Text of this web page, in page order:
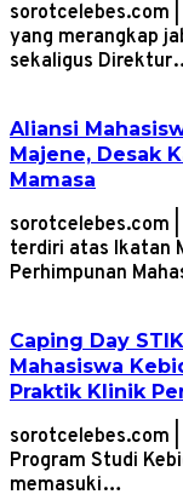
sorotcelebes.com |
yang merangkap
sekaligus
Aliansi
Majene, Desak
Mamasa
sorotcelebes.com |
terdiri atas Ikatan
Perhimpunan
Caping Day
Mahasiswa
Praktik Klinik
sorotcelebes.com |
Program Studi
memasuki…